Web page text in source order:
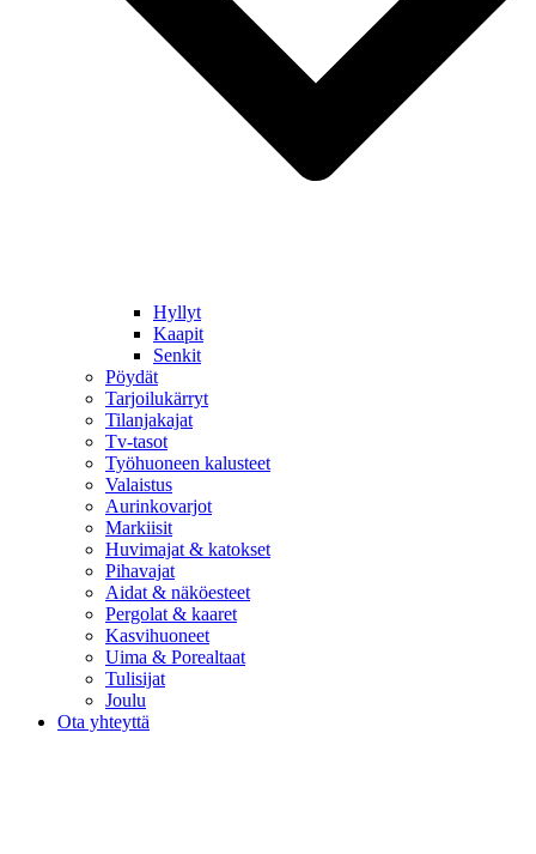
Hyllyt
Kaapit
Senkit
Pöydät
Tarjoilukärryt
Tilanjakajat
Tv-tasot
Työhuoneen kalusteet
Valaistus
Aurinkovarjot
Markiisit
Huvimajat & katokset
Pihavajat
Aidat & näköesteet
Pergolat & kaaret
Kasvihuoneet
Uima & Porealtaat
Tulisijat
Joulu
Ota yhteyttä